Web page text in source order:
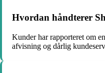
Hvordan håndterer
Kunder har rapporteret om
afvisning og dårlig